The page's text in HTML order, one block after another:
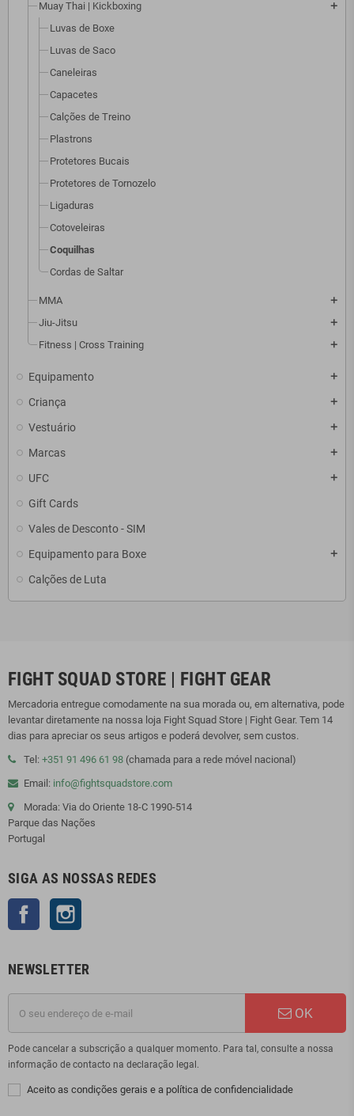
Muay Thai | Kickboxing add
Luvas de Boxe
Luvas de Saco
Caneleiras
Capacetes
Calções de Treino
Plastrons
Protetores Bucais
Protetores de Tornozelo
Ligaduras
Cotoveleiras
Coquilhas
Cordas de Saltar
MMA add
Jiu-Jitsu add
Fitness | Cross Training add
Equipamento add
Criança add
Vestuário add
Marcas add
UFC add
Gift Cards
Vales de Desconto - SIM
Equipamento para Boxe
add
Calções de Luta
FIGHT SQUAD STORE | FIGHT GEAR
Mercadoria entregue comodamente na sua morada ou, em alternativa, pode
levantar diretamente na nossa loja Fight Squad Store | Fight Gear. Tem 14
dias para apreciar os seus artigos e poderá devolver, sem custos.
Tel: +351 91 496 61 98 (chamada para a rede móvel nacional)
Email: info@fightsquadstore.com
Morada: Via do Oriente 18-C 1990-514
Parque das Nações
Portugal
SIGA AS NOSSAS REDES
Facebook
NEWSLETTER
OK
Pode cancelar a subscrição a qualquer momento. Para tal, consulte a nossa
informação de contacto na declaração legal.
Aceito as condições gerais e a política de confidencialidade